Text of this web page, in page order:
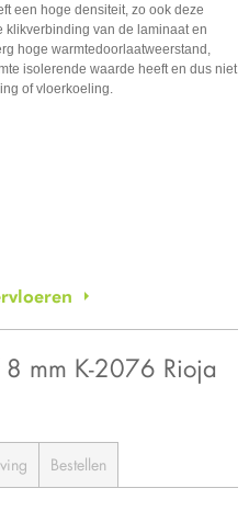
een hoge densiteit, zo ook deze
klikverbinding van de laminaat en
hoge warmtedoorlaatweerstand,
isolerende waarde heeft en dus niet
of vloerkoeling.
mm K-2076 Rioja
Bestellen